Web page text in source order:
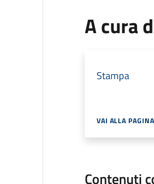
A cura
Stampa
VAI ALLA PAGINA
Contenuti